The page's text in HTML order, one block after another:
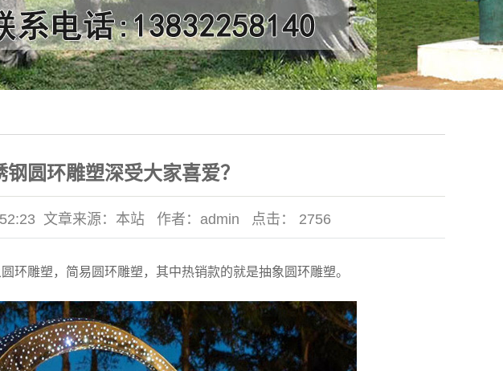
钢圆环雕塑深受大家喜爱？
文章来源： 本站 作者： admin 点击： 2756
环雕塑，简易圆环雕塑，其中热销款的就是抽象圆环雕塑。